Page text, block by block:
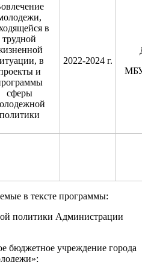
в
трудной
в
и
сферы
политики
2022-2024 г.
в тексте программы:
политики Администрации
учреждение города